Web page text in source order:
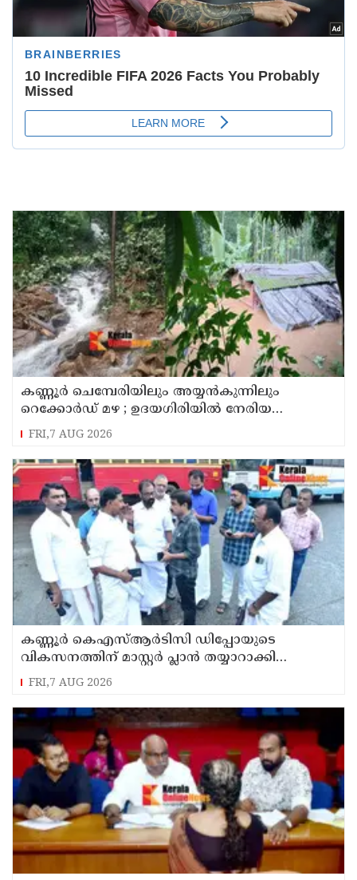
കണ്ണൂർ ചെമ്പേരിയിലും അയ്യൻകുന്നിലും
റെക്കോർഡ് മഴ ; ഉദയഗിരിയിൽ നേരിയ
ഉരുൾപൊട്ടൽ; 13 പേരെ ക്യാമ്പിലേക്ക് മാറ്റി
FRI,7 AUG 2026
കണ്ണൂർ കെഎസ്ആർടിസി ഡിപ്പോയുടെ
വികസനത്തിന് മാസ്റ്റർ പ്ലാൻ തയ്യാറാക്കി
സമർപ്പിക്കും : ടി ഒ മോഹനൻ എം എൽ എ
FRI,7 AUG 2026